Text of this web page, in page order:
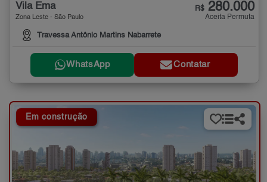
Vila Ema
Zona Leste - São Paulo
Travessa Antônio Martins Nabarrete
R$ 280.000
Aceita Permuta
WhatsApp Contatar
Em construção